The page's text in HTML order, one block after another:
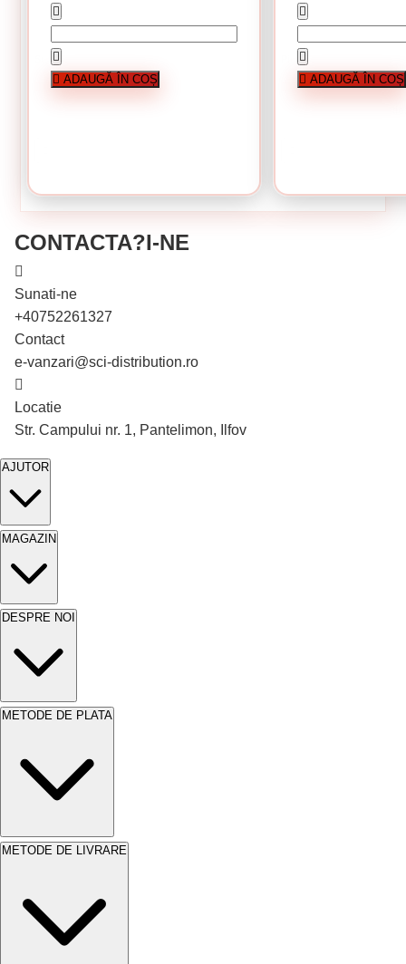
În stoc
Cutie de 1000 bucati
În stoc
Cutie de 1000
Cutie de 200 bucati
Surub cap hexagonal 6 x 40 mm
0.33 Lei / bucati
ADAUGĂ ÎN COȘ
Piulita hexagonala M10
0.15 Lei / bucati
ADAUGĂ ÎN COȘ
CONTACTA?I-NE
Sunati-ne
+40752261327
Contact
e-vanzari@sci-distribution.ro
Locatie
Str. Campului nr. 1, Pantelimon, Ilfov
AJUTOR
MAGAZIN
DESPRE NOI
METODE DE PLATA
METODE DE LIVRARE